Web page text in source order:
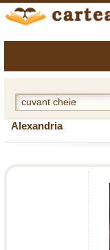
Alexandria